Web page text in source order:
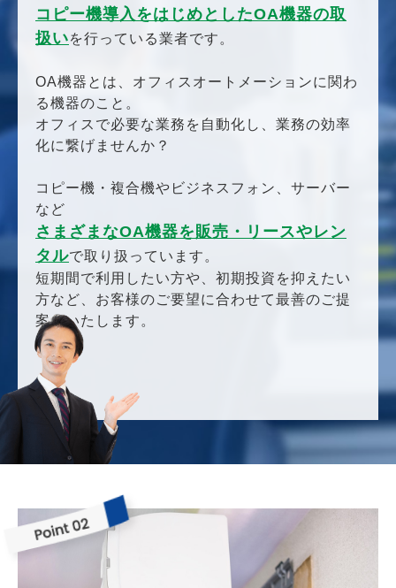
コピー機導入をはじめとしたOA機器の取
扱いを行っている業者です。
OA機器とは、オフィスオートメーションに関わ
る機器のこと。
オフィスで必要な業務を自動化し、業務の効率
化に繋げませんか？
コピー機・複合機やビジネスフォン、サーバー
など
さまざまなOA機器を販売・リースやレン
タルで取り扱っています。
短期間で利用したい方や、初期投資を抑えたい
方など、お客様のご要望に合わせて最善のご提
案をいたします。